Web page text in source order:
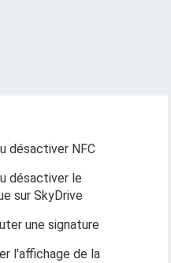
désactiver NFC
désactiver le
sur SkyDrive
une signature
l'affichage de la